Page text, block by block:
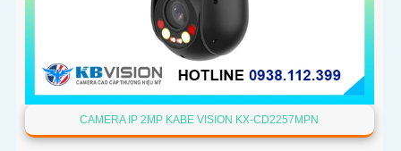
CAMERA IP 2MP KABE VISION KX-CD2257MPN